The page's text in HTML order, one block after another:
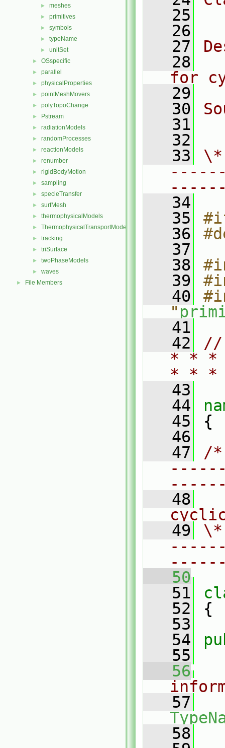
► meshes
► primitives
► symbols
► typeName
► unitSet
► OSspecific
► parallel
► physicalProperties
► pointMeshMovers
► polyTopoChange
► Pstream
► radiationModels
► randomProcesses
► reactionModels
► renumber
► rigidBodyMotion
► sampling
► specieTransfer
► surfMesh
► thermophysicalModels
► ThermophysicalTransportModels
► tracking
► triSurface
► twoPhaseModels
► waves
► File Members
   25
   26
   27
   28
for
   29
   30
   31
   32
   33
   34
   35
   36
   37
   38
   39
   40
"
   41
   42
//
* * *
* *
   43
   44
   45
{
   46
   47
/
   48
   49
   50
   51
   52
{
   53
   54
   55
   56
   57
   58